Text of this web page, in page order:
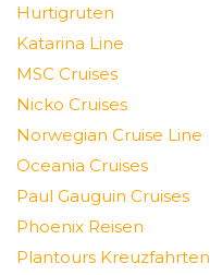
Hurtigruten
Katarina Line
MSC Cruises
Nicko Cruises
Norwegian Cruise Line
Oceania Cruises
Paul Gauguin Cruises
Phoenix Reisen
Plantours Kreuzfahrten